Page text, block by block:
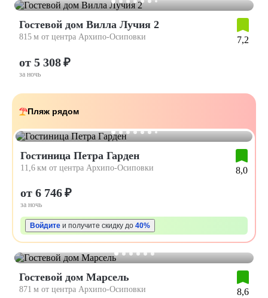
Гостевой дом Вилла Лучия 2
815 м от центра Архипо-Осиповки 7,2
от 5 308 ₽
за ночь
Пляж рядом
Гостиница Петра Гарден
11,6 км от центра Архипо-Осиповки 8,0
от 6 746 ₽
за ночь
Войдите и получите скидку до 40%
Гостевой дом Марсель
871 м от центра Архипо-Осиповки 8,6